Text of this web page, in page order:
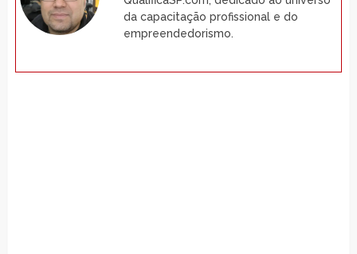
da capacitação profissional e do
empreendedorismo.